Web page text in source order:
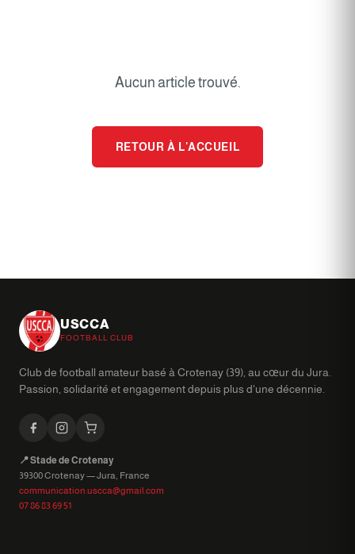
Aucun article trouvé.
RETOUR À L'ACCUEIL
USCCA
FOOTBALL CLUB
Club de football amateur basé à Crotenay (39), au cœur du Jura.
Passion, solidarité et engagement depuis plus d'une décennie.
📍 Stade de Crotenay
39300 Crotenay — Jura, France
communication.uscca@gmail.com
07 86 83 69 51